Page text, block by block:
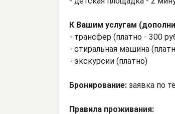
К Вашим услугам
- трансфер (платно - 300
- стиральная машина
- экскурсии (платно)
Бронирование: заявка по
Правила проживания: